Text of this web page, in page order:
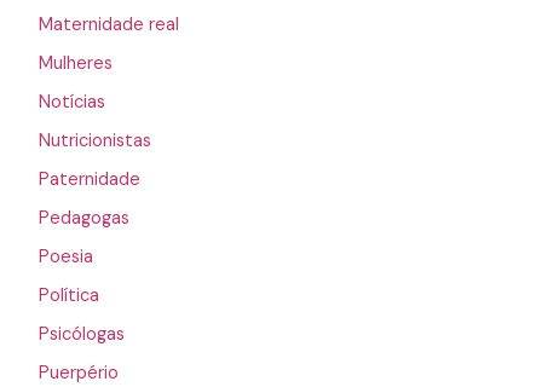
Maternidade real
Mulheres
Notícias
Nutricionistas
Paternidade
Pedagogas
Poesia
Política
Psicólogas
Puerpério